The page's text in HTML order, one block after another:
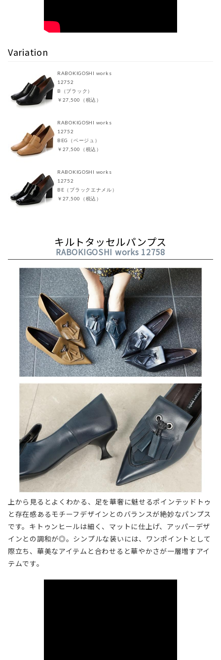
Variation
RABOKIGOSHI works
12752
B（ブラック）
￥27,500（税込）
RABOKIGOSHI works
12752
BEG（ベージュ）
￥27,500（税込）
RABOKIGOSHI works
12752
BE（ブラックエナメル）
￥27,500（税込）
キルトタッセルパンプス
RABOKIGOSHI works 12758
上から見るとよくわかる、足を華奢に魅せるポインテッドトゥ
と存在感あるモチーフデザインとのバランスが絶妙なパンプス
です。キトゥンヒールは細く、マットに仕上げ、アッパーデザ
インとの調和が◎。シンプルな装いには、ワンポイントとして
際立ち、華美なアイテムと合わせると華やかさが一層増すアイ
テムです。